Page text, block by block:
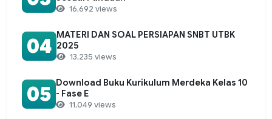
16,692 views
04 MATERI DAN SOAL PERSIAPAN SNBT UTBK
2025
13,235 views
05 Download Buku Kurikulum Merdeka Kelas 10
- Fase E
11,049 views